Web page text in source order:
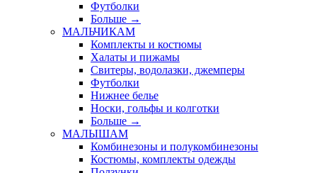
Футболки
Больше →
МАЛЬЧИКАМ
Комплекты и костюмы
Халаты и пижамы
Свитеры, водолазки, джемперы
Футболки
Нижнее белье
Носки, гольфы и колготки
Больше →
МАЛЫШАМ
Комбинезоны и полукомбинезоны
Костюмы, комплекты одежды